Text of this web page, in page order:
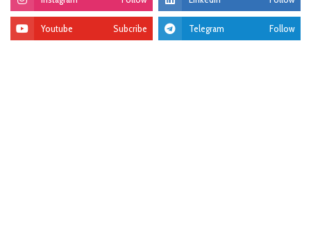
Youtube Subcribe Telegram Follow